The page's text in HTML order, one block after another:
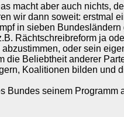
macht aber auch nichts,
wir dann soweit: erstmal
in sieben Bundesländern
Rächtschreibreform ja
oder sein
die Beliebtheit anderer
Koalitionen bilden und
Bundes seinem Programm